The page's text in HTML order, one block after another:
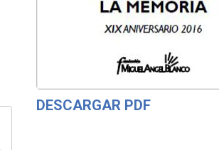
DESCARGAR PDF